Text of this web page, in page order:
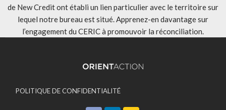
de New Credit ont établi un lien particulier avec le territoire sur
lequel notre bureau est situé. Apprenez-en davantage sur
l’engagement du CERIC à promouvoir la réconciliation
POLITIQUE DE CONFIDENTIALITÉ